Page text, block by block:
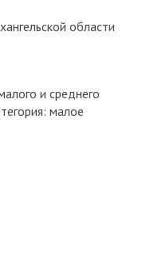
области
и среднего
малое